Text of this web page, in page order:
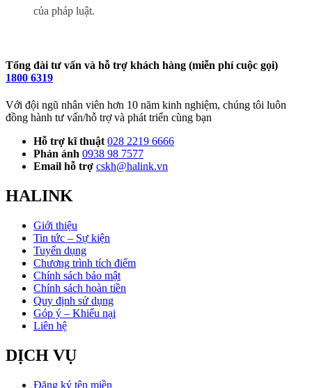
của pháp luật.
Tổng đài tư vấn và hỗ trợ khách hàng (miễn phí cuộc gọi)
1800 6319
Với đội ngũ nhân viên hơn 10 năm kinh nghiệm, chúng tôi luôn
đồng hành tư vấn/hỗ trợ và phát triển cùng bạn
Hỗ trợ kĩ thuật 028 2219 6666
Phản ánh 0938 98 7577
Email hỗ trợ cskh@halink.vn
HALINK
Giới thiệu
Tin tức – Sự kiện
Tuyển dụng
Chương trình tích điểm
Chính sách bảo mật
Chính sách hoàn tiền
Quy định sử dụng
Góp ý – Khiếu nại
Liên hệ
DỊCH VỤ
Đăng ký tên miền